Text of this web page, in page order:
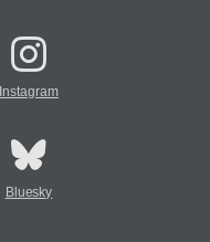
Instagram
Bluesky